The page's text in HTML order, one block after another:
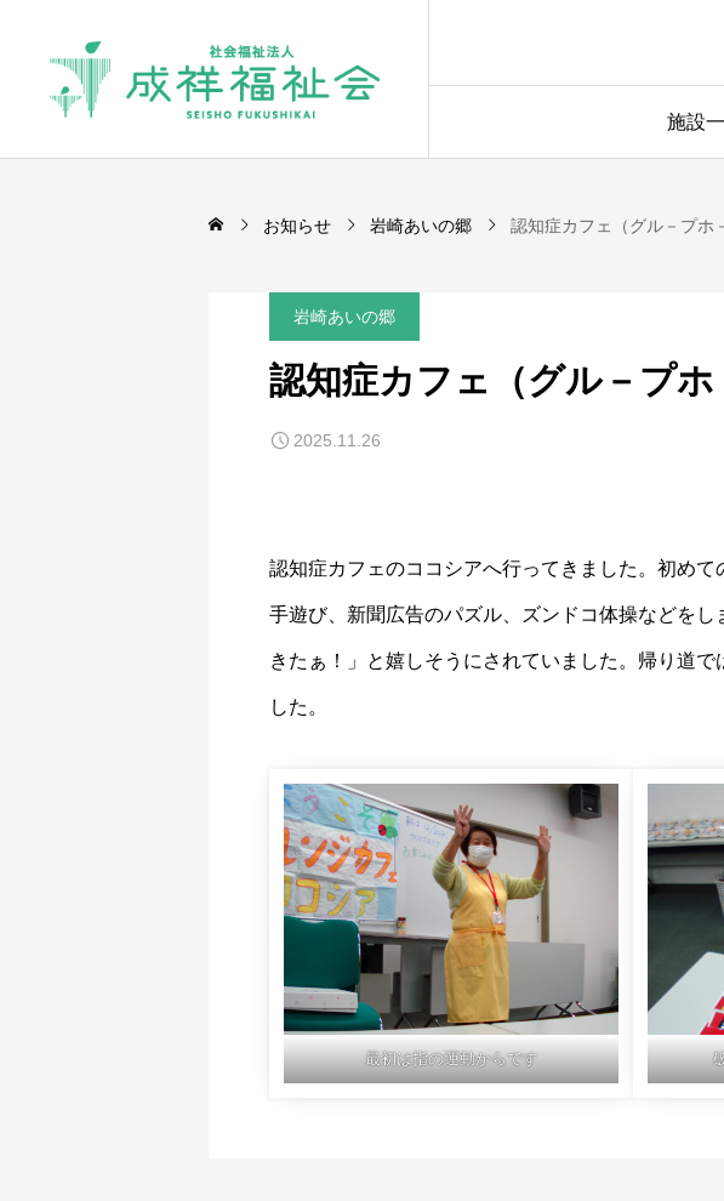
施設
お知らせ 岩崎あいの郷 認知症カフェ（グル－プホ
岩崎あいの郷
認知症カフェ（グル－プホ
2025.11.26
認知症カフェのココシアへ行ってきました。初め
手遊び、新聞広告のパズル、ズンドコ体操などを
きたぁ！」と嬉しそうにされていました。帰り道
した。
最初は指の運動からです